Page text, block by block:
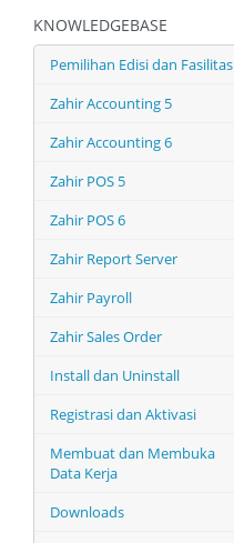
KNOWLEDGEBASE
Pemilihan Edisi dan Fasilitas
Zahir Accounting 5
Zahir Accounting 6
Zahir POS 5
Zahir POS 6
Zahir Report Server
Zahir Payroll
Zahir Sales Order
Install dan Uninstall
Registrasi dan Aktivasi
Membuat dan Membuka
Data Kerja
Downloads